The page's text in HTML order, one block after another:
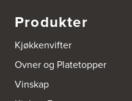
Bjerks Trevarefabrikk AS
4325 Sandnes
Bjørnådal AS
Produkter
Kjøkkenvifter
Ovner og Platetopper
Vinskap